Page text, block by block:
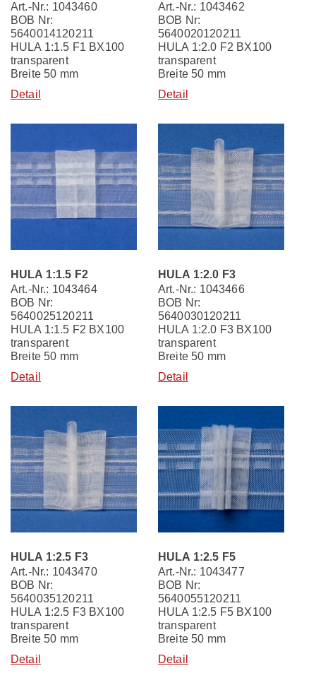
Art.-Nr.: 1043460
BOB Nr:
5640014120211
HULA 1:1.5 F1 BX100
transparent
Breite 50 mm
Detail
Art.-Nr.: 1043462
BOB Nr:
5640020120211
HULA 1:2.0 F2 BX100
transparent
Breite 50 mm
Detail
HULA 1:1.5 F2
Art.-Nr.: 1043464
BOB Nr:
5640025120211
HULA 1:1.5 F2 BX100
transparent
Breite 50 mm
Detail
HULA 1:2.0 F3
Art.-Nr.: 1043466
BOB Nr:
5640030120211
HULA 1:2.0 F3 BX100
transparent
Breite 50 mm
Detail
HULA 1:2.5 F3
Art.-Nr.: 1043470
BOB Nr:
5640035120211
HULA 1:2.5 F3 BX100
transparent
Breite 50 mm
Detail
HULA 1:2.5 F5
Art.-Nr.: 1043477
BOB Nr:
5640055120211
HULA 1:2.5 F5 BX100
transparent
Breite 50 mm
Detail